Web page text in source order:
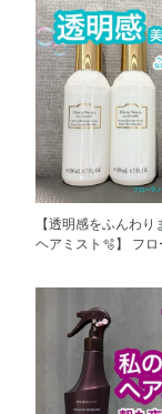
【透明感をふんわり
ヘアミスト🫧】 フローラノーテ
ストのご紹介です！ 傷んだ髪の
内側を補修し、やわ
に整えます✨ 熱や
摩擦からも髪を守り
与えます。 好みの仕上がりや好
きな香りで選んでく
個人的には、可愛い